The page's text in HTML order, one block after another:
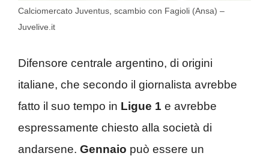
Calciomercato Juventus, scambio con Fagioli (Ansa) –
Juvelive.it
Difensore centrale argentino, di origini
italiane, che secondo il giornalista avrebbe
fatto il suo tempo in Ligue 1 e avrebbe
espressamente chiesto alla società di
andarsene. Gennaio può essere un